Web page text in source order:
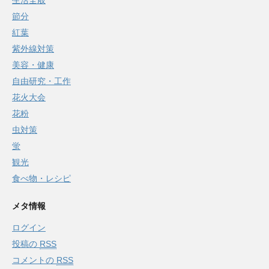
節分
紅葉
紫外線対策
美容・健康
自由研究・工作
花火大会
花粉
虫対策
蛍
観光
食べ物・レシピ
メタ情報
ログイン
投稿の RSS
コメントの RSS